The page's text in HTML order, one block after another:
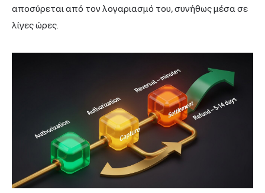
αποσύρεται από τον λογαριασμό του, συνήθως μέσα σε
λίγες ώρες.